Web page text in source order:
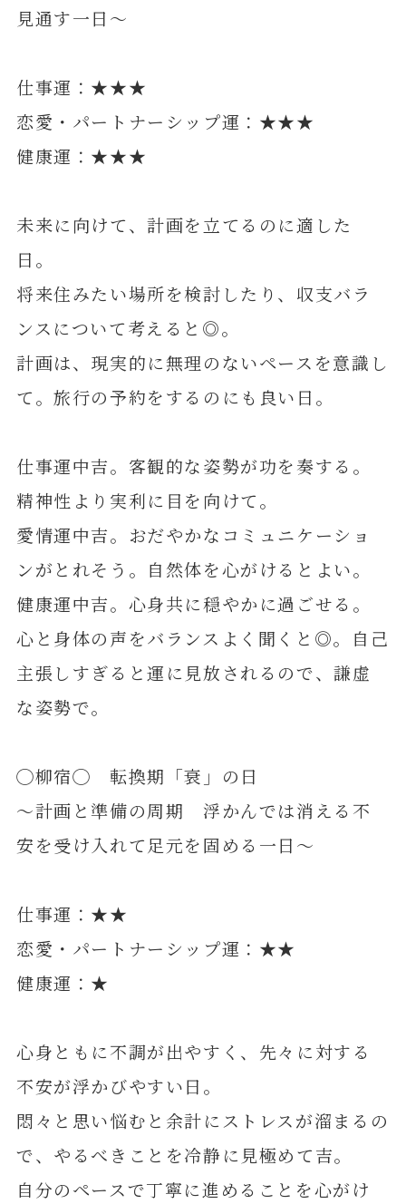
見通す一日～
仕事運：★★★
恋愛・パートナーシップ運：★★★
健康運：★★★
未来に向けて、計画を立てるのに適した
日。
将来住みたい場所を検討したり、収支バラ
ンスについて考えると◎。
計画は、現実的に無理のないペースを意識し
て。旅行の予約をするのにも良い日。
仕事運中吉。客観的な姿勢が功を奏する。
精神性より実利に目を向けて。
愛情運中吉。おだやかなコミュニケーショ
ンがとれそう。自然体を心がけるとよい。
健康運中吉。心身共に穏やかに過ごせる。
心と身体の声をバランスよく聞くと◎。自己
主張しすぎると運に見放されるので、謙虚
な姿勢で。
◯柳宿◯ 転換期「衰」の日
～計画と準備の周期 浮かんでは消える不
安を受け入れて足元を固める一日～
仕事運：★★
恋愛・パートナーシップ運：★★
健康運：★
心身ともに不調が出やすく、先々に対する
不安が浮かびやすい日。
悶々と思い悩むと余計にストレスが溜まるの
で、やるべきことを冷静に見極めて吉。
自分のペースで丁寧に進めることを心がけ